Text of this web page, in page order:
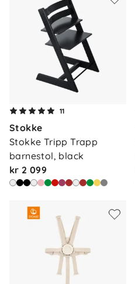
11
Stokke
Stokke Tripp Trapp
barnestol, black
kr 2 099